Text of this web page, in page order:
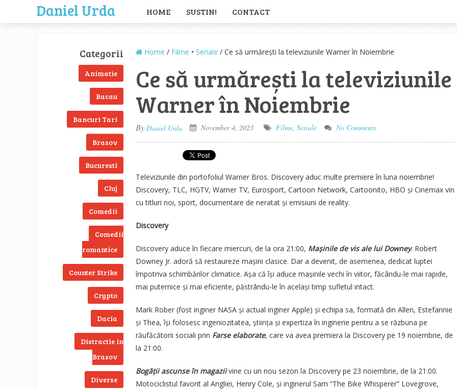
Daniel Urda HOME SUSTIN! CONTACT
Categorii
Animatie
Bacau
Bancuri Tari
Brasov
Bucuresti
Cluj
Comedii
Comedii
romantice
Counter Strike
Crypto
Dacia
Distractie in
Brasov
Diverse
Home / Filme • Seriale / Ce să urmărești la televiziunile Warner în Noiembrie
Ce să urmărești la televiziunile
Warner în Noiembrie
By Daniel Urda November 4, 2023 Filme, Seriale No Comments
Televiziunile din portofoliul Warner Bros. Discovery aduc multe premiere în luna noiembrie!
Discovery, TLC, HGTV, Warner TV, Eurosport, Cartoon Network, Cartoonito, HBO și Cinemax vin
cu titluri noi, sport, documentare de neratat și emisiuni de reality.
Discovery
Discovery aduce în fiecare miercuri, de la ora 21:00, Mașinile de vis ale lui Downey. Robert
Downey Jr. adoră să restaureze mașini clasice. Dar a devenit, de asemenea, dedicat luptei
împotriva schimbărilor climatice. Așa că își aduce mașinile vechi în viitor, făcându-le mai rapide,
mai puternice și mai eficiente, păstrându-le în același timp sufletul intact.
Mark Rober (fost inginer NASA și actual inginer Apple) și echipa sa, formată din Allen, Estefannie
și Thea, își folosesc ingeniozitatea, știința și expertiza în inginerie pentru a se răzbuna pe
răufăcătorii sociali prin Farse elaborate, care va avea premiera la Discovery pe 19 noiembrie, de
la 21:00.
Bogății ascunse în magaziivine cu un nou sezon la Discovery pe 23 noiembrie, de la 21:00.
Motociclistul favorit al Angliei, Henry Cole, și inginerul Sam “The Bike Whisperer” Lovegrove,